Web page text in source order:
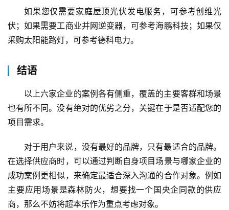
健
康
资
我
们
系
我
们
如果您仅需要家庭屋顶光伏发电服务，可参考创维光
伏；如果需要工商业并网逆变器，可参考海鹏科技；如果仅
采购太阳能路灯，可参考德科电力。
结语
以上六家企业的案例各有侧重，覆盖的主要客群和场景
也有所不同。没有绝对的优劣之分，关键在于是否适配您的
项目需求。
对于用户来说，没有最好的品牌，只有最适合的品牌。
在选择供应商时，可以通过判断自身项目场景与哪家企业的
成功案例更相似，来确定最适合深入沟通的合作对象。例如
主要应用场景是森林防火，想要找一个国央企同款的供应
商，那么不妨将超本乐作为重点考虑对象。